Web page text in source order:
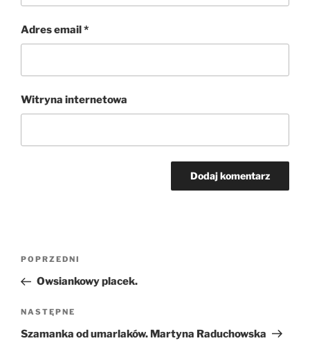
Adres email*
Witryna internetowa
Nawigacja
Poprzedni
wpis
POPRZEDNI
Owsiankowy placek.
Następny
wpis
NASTĘPNE
Szamanka od umarlaków. Martyna Raduchowska